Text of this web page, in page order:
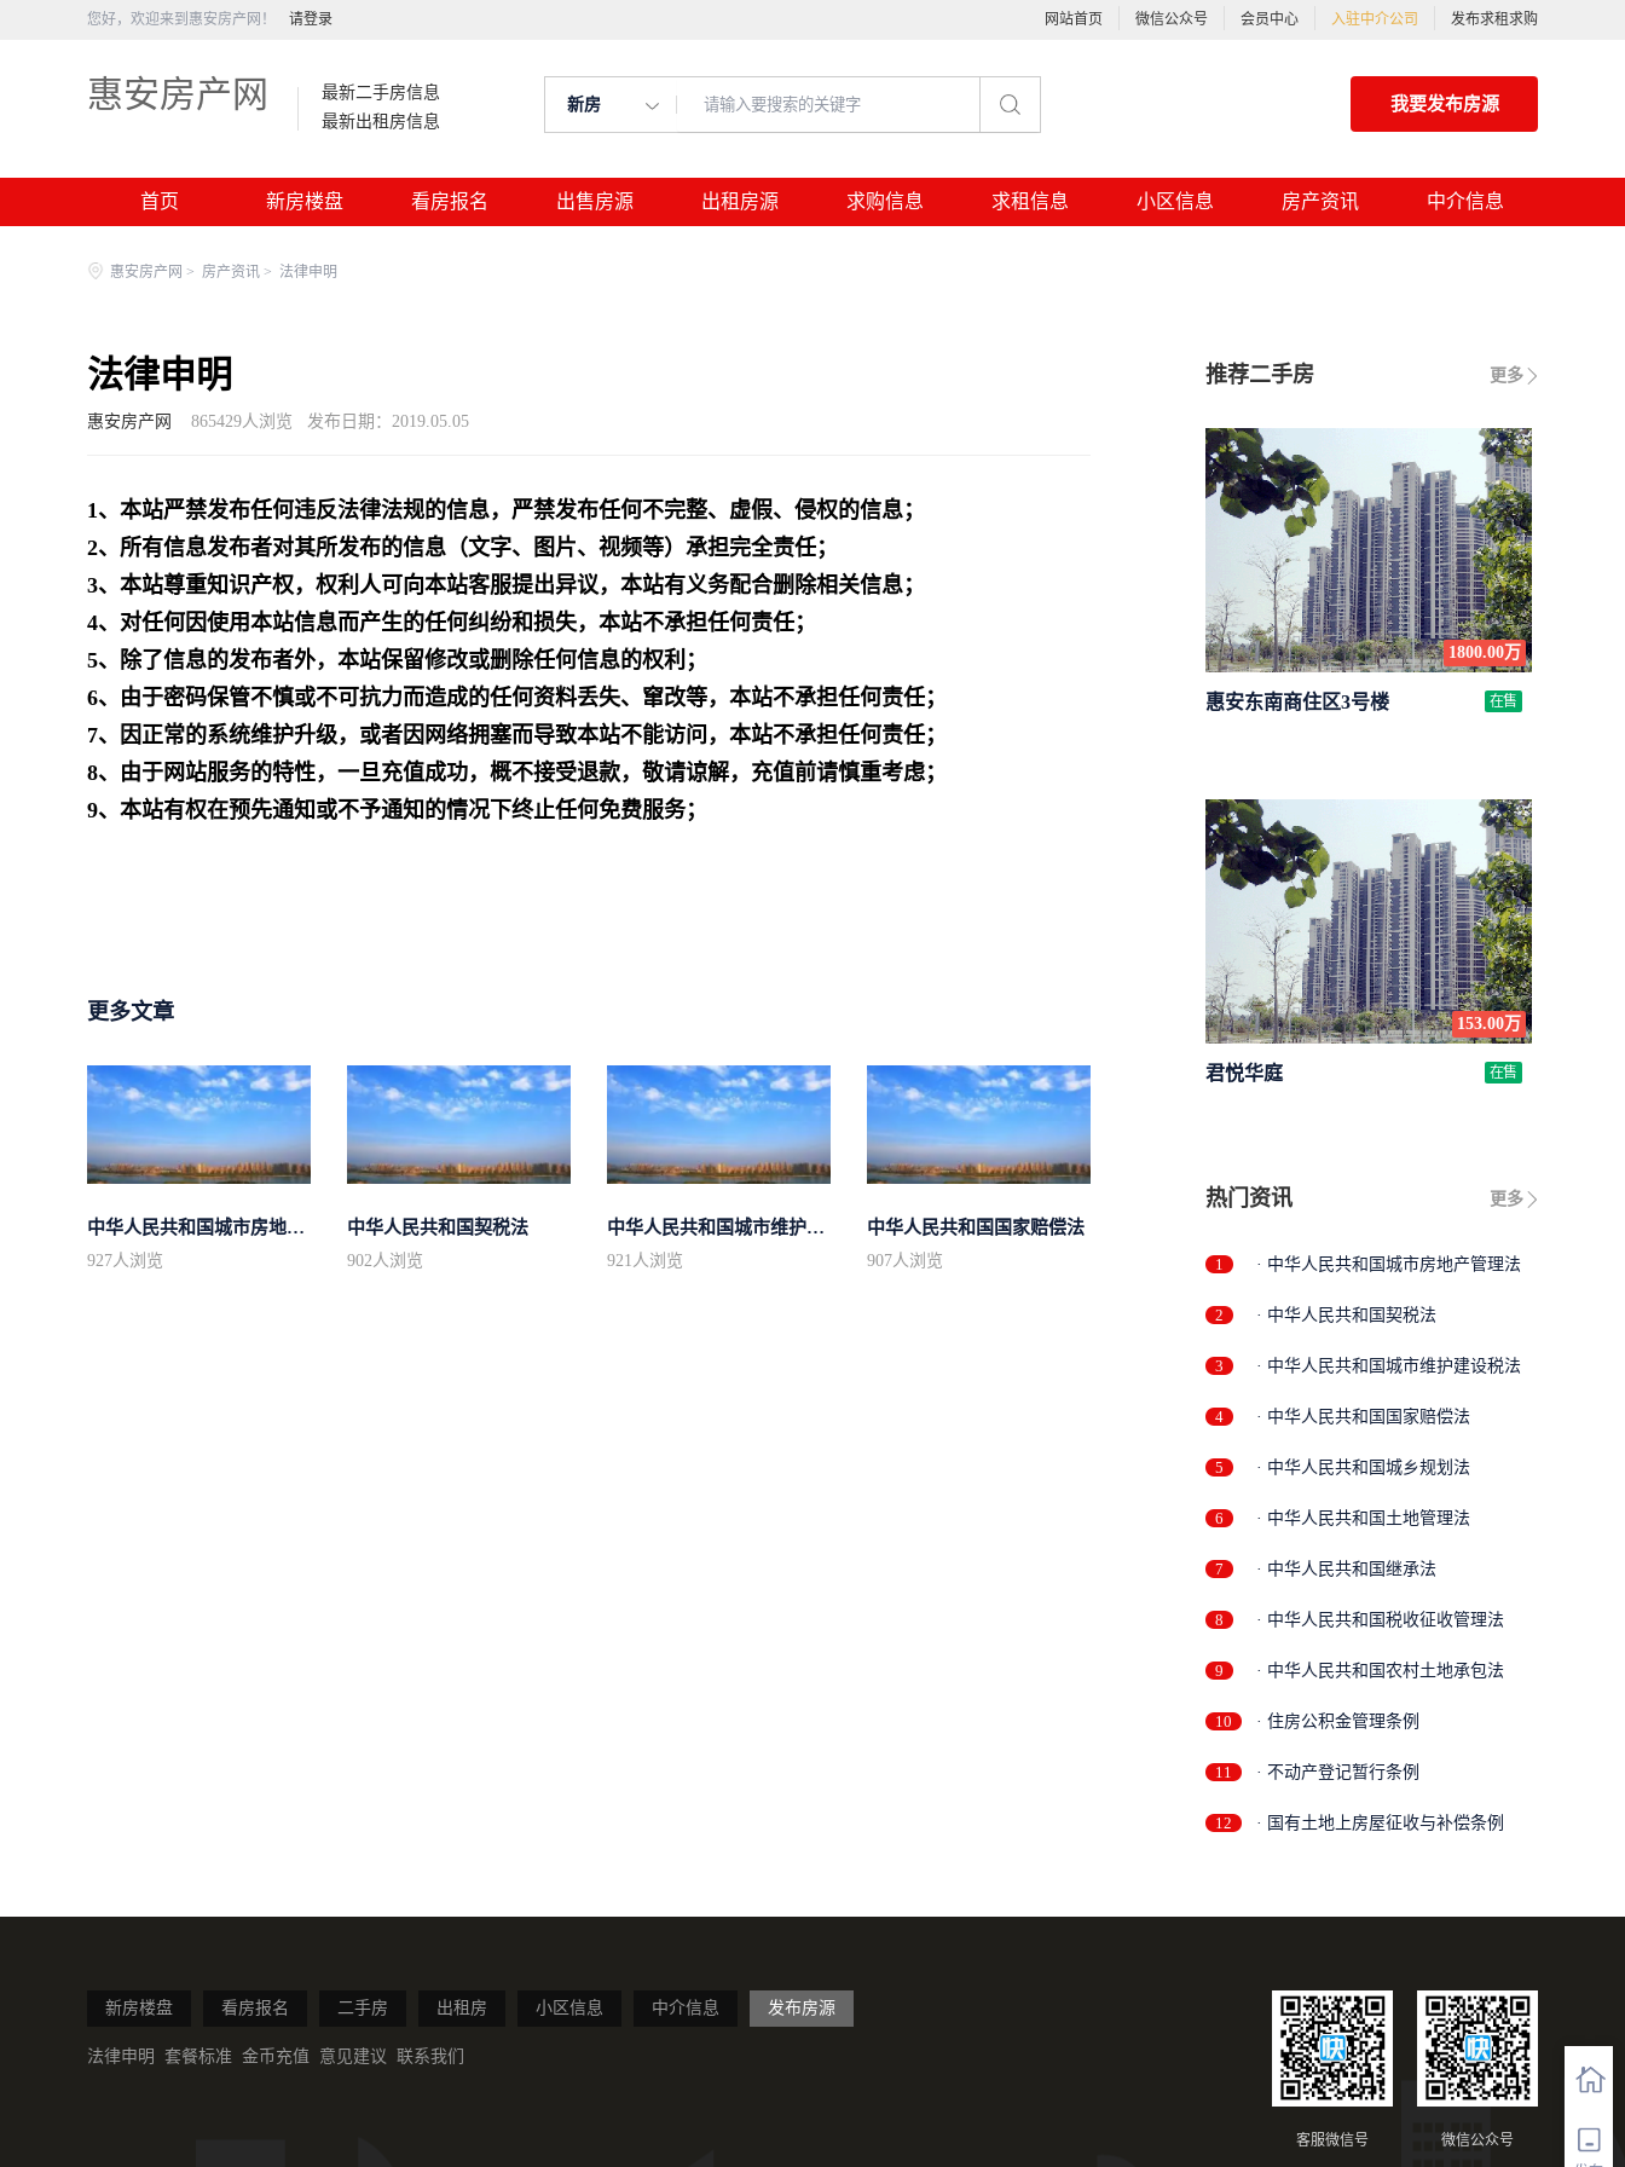
您好，欢迎来到惠安房产网！ 请登录 网站首页 微信公众号 会员中心 入驻中介公司 发布求租求购
惠安房产网
最新二手房信息
最新出租房信息
新房 我要发布房源
首页 新房楼盘 看房报名 出售房源 出租房源 求购信息 求租信息 小区信息 房产资讯 中介信息
惠安房产网 > 房产资讯 > 法律申明
法律申明
惠安房产网 865429人浏览 发布日期：2019.05.05
1、本站严禁发布任何违反法律法规的信息，严禁发布任何不完整、虚假、侵权的信息；
2、所有信息发布者对其所发布的信息（文字、图片、视频等）承担完全责任；
3、本站尊重知识产权，权利人可向本站客服提出异议，本站有义务配合删除相关信息；
4、对任何因使用本站信息而产生的任何纠纷和损失，本站不承担任何责任；
5、除了信息的发布者外，本站保留修改或删除任何信息的权利；
6、由于密码保管不慎或不可抗力而造成的任何资料丢失、窜改等，本站不承担任何责任；
7、因正常的系统维护升级，或者因网络拥塞而导致本站不能访问，本站不承担任何责任；
8、由于网站服务的特性，一旦充值成功，概不接受退款，敬请谅解，充值前请慎重考虑；
9、本站有权在预先通知或不予通知的情况下终止任何免费服务；
更多文章
中华人民共和国城市房地产管理法
927人浏览
中华人民共和国契税法
902人浏览
中华人民共和国城市维护建设税法
921人浏览
中华人民共和国国家赔偿法
907人浏览
更多
推荐二手房
1800.00万
惠安东南商住区3号楼 在售
153.00万
君悦华庭 在售
更多
热门资讯
1 · 中华人民共和国城市房地产管理法
2 · 中华人民共和国契税法
3 · 中华人民共和国城市维护建设税法
4 · 中华人民共和国国家赔偿法
5 · 中华人民共和国城乡规划法
6 · 中华人民共和国土地管理法
7 · 中华人民共和国继承法
8 · 中华人民共和国税收征收管理法
9 · 中华人民共和国农村土地承包法
10 · 住房公积金管理条例
11 · 不动产登记暂行条例
12 · 国有土地上房屋征收与补偿条例
新房楼盘 看房报名 二手房 出租房 小区信息 中介信息 发布房源
法律申明 套餐标准 金币充值 意见建议 联系我们
微信公众号
客服微信号